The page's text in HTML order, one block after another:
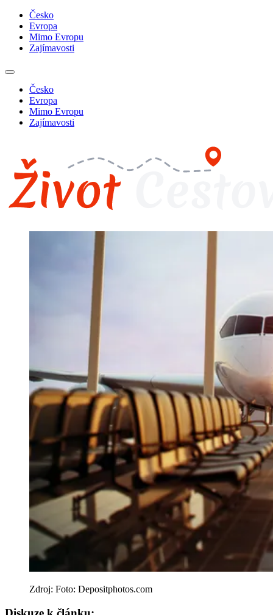
Česko
Evropa
Mimo Evropu
Zajímavosti
Česko
Evropa
Mimo Evropu
Zajímavosti
Zdroj: Foto: Depositphotos.com